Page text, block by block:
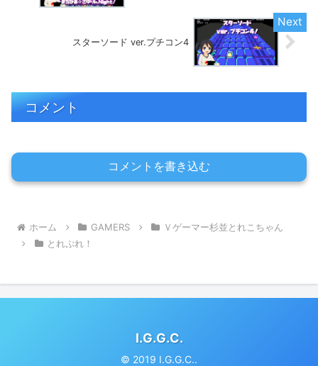
スターソード ver.プチコン4
コメント
コメントを書き込む
ホーム GAMERS
Ｖゲーマー杉並とれこちゃん
とれぷれ！
I.G.G.C.
© 2019 I.G.G.C..